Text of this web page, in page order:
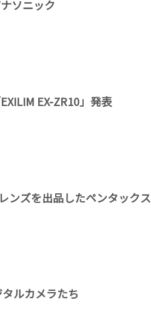
ソニック
EX-ZR10」発表
ンズを出品したペンタックス
ルカメラたち